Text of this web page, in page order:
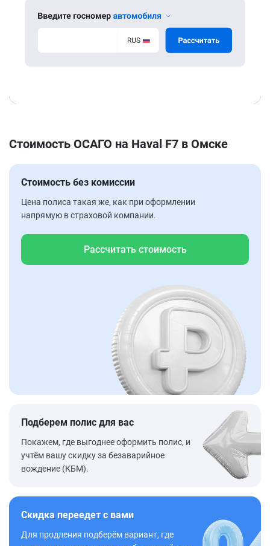
Стоимость ОСАГО на Haval F7 в Омске
Стоимость без комиссии
Цена полиса такая же, как при оформлении
напрямую в страховой компании.
Рассчитать стоимость
Подберем полис для вас
Покажем, где выгоднее оформить полис, и
учтём вашу скидку за безаварийное
вождение (КБМ).
Скидка переедет с вами
Для продления подберём вариант, где